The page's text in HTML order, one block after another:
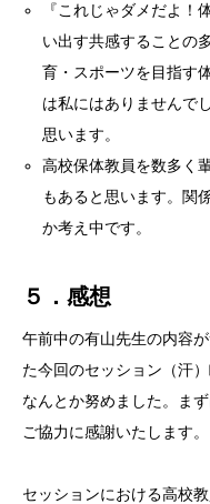
『これじゃダメだよ！
い出す共感することの
育・スポーツを目指す
は私にはありませんで
思います。
高校保体教員を数多く
もあると思います。関
か考え中です。
５．感想
午前中の有山先生の内容
た今回のセッション（汗
なんとか努めました。ま
ご協力に感謝いたします。
セッションにおける高校